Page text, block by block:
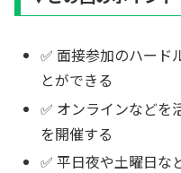
✅ 面接参加のハード
とができる
✅ オンラインなどを
を開催する
✅ 平日夜や土曜日な